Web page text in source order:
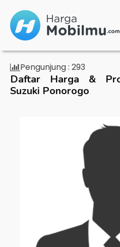
Pengunjung : 293
Daftar Harga &
Suzuki Ponorogo